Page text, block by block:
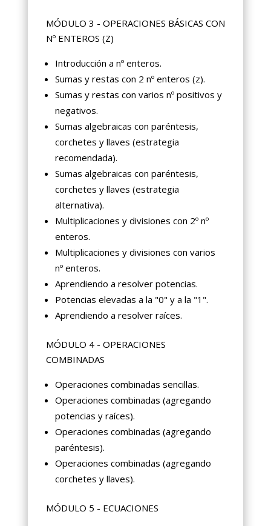
MÓDULO 3 - OPERACIONES BÁSICAS CON
Nº ENTEROS (Z)
Introducción a nº enteros.
Sumas y restas con 2 nº enteros (z).
Sumas y restas con varios nº positivos y
negativos.
Sumas algebraicas con paréntesis,
corchetes y llaves (estrategia
recomendada).
Sumas algebraicas con paréntesis,
corchetes y llaves (estrategia
alternativa).
Multiplicaciones y divisiones con 2º nº
enteros.
Multiplicaciones y divisiones con varios
nº enteros.
Aprendiendo a resolver potencias.
Potencias elevadas a la "0" y a la "1".
Aprendiendo a resolver raíces.
MÓDULO 4 - OPERACIONES
COMBINADAS
Operaciones combinadas sencillas.
Operaciones combinadas (agregando
potencias y raíces).
Operaciones combinadas (agregando
paréntesis).
Operaciones combinadas (agregando
corchetes y llaves).
MÓDULO 5 - ECUACIONES